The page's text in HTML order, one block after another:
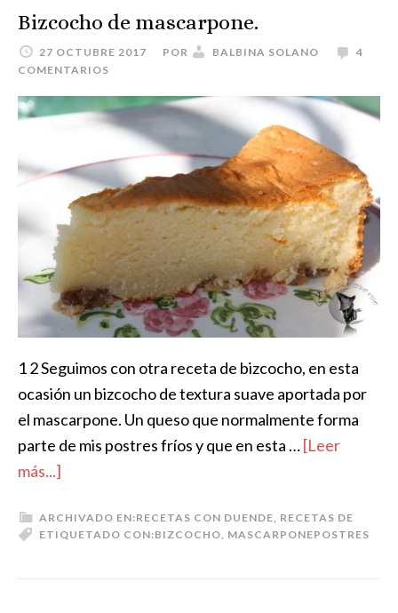
Bizcocho de mascarpone.
27 OCTUBRE 2017 POR BALBINA SOLANO
4
COMENTARIOS
1 2 Seguimos con otra receta de bizcocho, en esta
ocasión un bizcocho de textura suave aportada por
el mascarpone. Un queso que normalmente forma
parte de mis postres fríos y que en esta …[Leer
más...]
ARCHIVADO EN:RECETAS CON DUENDE RECETAS DE
POSTRES
ETIQUETADO CON:BIZCOCHO MASCARPONE